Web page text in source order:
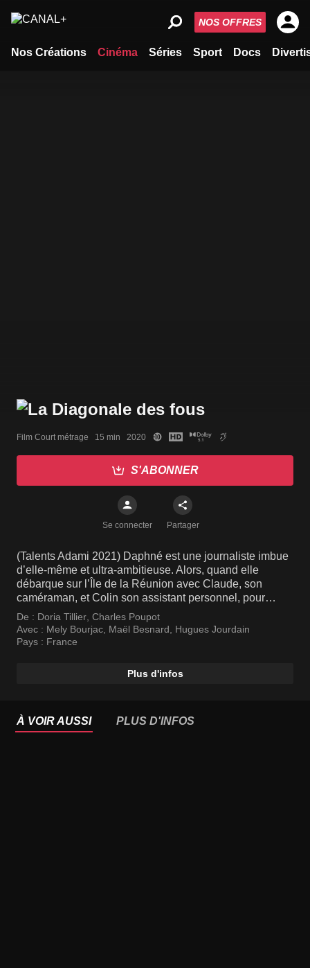
Nos Créations Cinéma Séries Sport Docs
NOS OFFRES
Film Court métrage   15 min   2020
S'ABONNER
Se connecter Partager
(Talents Adami 2021) Daphné est une journaliste imbue
d’elle-même et ultra-ambitieuse. Alors, quand elle
débarque sur l’Île de la Réunion avec Claude, son
caméraman, et Colin son assistant personnel, pour
suivre un événement sportif dont elle se contrefiche…la
désillusion est grande! Trimbalant son équipe de bras
cassés avec un splendide mépris, elle n’a qu’un objectif
De : Doria Tillier, Charles Poupot
Avec : Mely Bourjac, Maël Besnard, Hugues Jourdain
Pays : France
Plus d'infos
À VOIR AUSSI PLUS D'INFOS